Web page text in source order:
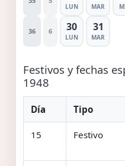
LUN MAR
36 6 30
LUN
31
MAR
Festivos y fechas
1948
Día Tipo
15 Festivo